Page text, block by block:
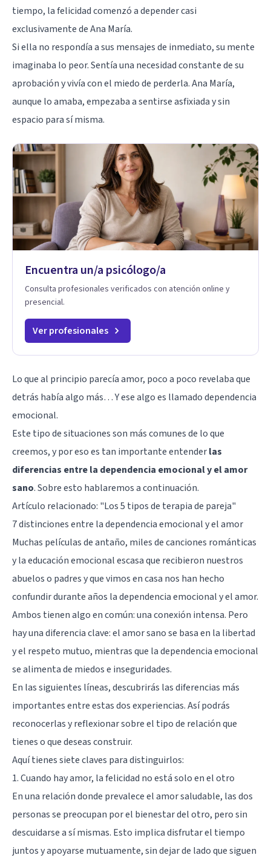
tiempo, la felicidad comenzó a depender casi
exclusivamente de Ana María.
Si ella no respondía a sus mensajes de inmediato, su mente
imaginaba lo peor. Sentía una necesidad constante de su
aprobación y vivía con el miedo de perderla. Ana María,
aunque lo amaba, empezaba a sentirse asfixiada y sin
espacio para sí misma.
Encuentra un/a psicólogo/a
Consulta profesionales verificados con atención online y
presencial.
Ver profesionales
Lo que al principio parecía amor, poco a poco revelaba que
detrás había algo más… Y ese algo es llamado dependencia
emocional.
Este tipo de situaciones son más comunes de lo que
creemos, y por eso es tan importante entenderlas
diferencias entre la dependencia emocional y el amor
sano. Sobre esto hablaremos a continuación.
Artículo relacionado: "Los 5 tipos de terapia de pareja"
7 distinciones entre la dependencia emocional y el amor
Muchas películas de antaño, miles de canciones románticas
y la educación emocional escasa que recibieron nuestros
abuelos o padres y que vimos en casa nos han hecho
confundir durante años la dependencia emocional y el amor.
Ambos tienen algo en común: una conexión intensa. Pero
hay una diferencia clave: el amor sano se basa en la libertad
y el respeto mutuo, mientras que la dependencia emocional
se alimenta de miedos e inseguridades.
En las siguientes líneas, descubrirás las diferencias más
importantes entre estas dos experiencias. Así podrás
reconocerlas y reflexionar sobre el tipo de relación que
tienes o que deseas construir.
Aquí tienes siete claves para distinguirlos:
1. Cuando hay amor, la felicidad no está solo en el otro
En una relación donde prevalece el amor saludable, las dos
personas se preocupan por el bienestar del otro, pero sin
descuidarse a sí mismas. Esto implica disfrutar el tiempo
juntos y apoyarse mutuamente, sin dejar de lado que siguen